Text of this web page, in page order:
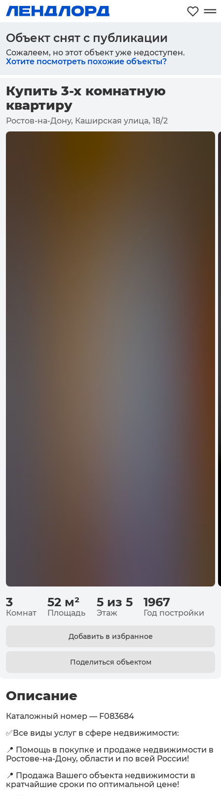
Объект снят с публикации
Сожалеем, но этот объект уже недоступен.
Хотите посмотреть похожие объекты?
Купить 3-х комнатную
квартиру
Ростов-на-Дону, Каширская улица, 18/2
3
Комнат
52 м²
Площадь
5 из 5
Этаж
1967
Год постройки
Добавить в избранное
Поделиться объектом
Описание
Каталожный номер — F083684
✅Все виды услуг в сфере недвижимости:
📍 Помощь в покупке и продаже недвижимости в
Ростове-на-Дону, области и по всей России!
📍 Продажа Вашего объекта недвижимости в
кратчайшие сроки по оптимальной цене!